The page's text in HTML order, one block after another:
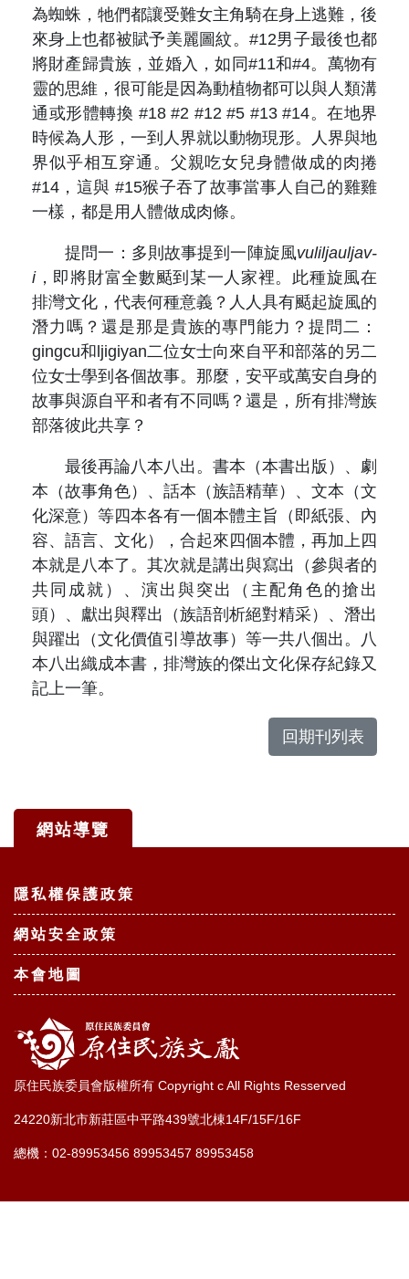
為蜘蛛，牠們都讓受難女主角騎在身上逃難，後
來身上也都被賦予美麗圖紋。#12男子最後也都
將財產歸貴族，並婚入，如同#11和#4。萬物有
靈的思維，很可能是因為動植物都可以與人類溝
通或形體轉換 #18 #2 #12 #5 #13 #14。在地界
時候為人形，一到人界就以動物現形。人界與地
界似乎相互穿通。父親吃女兒身體做成的肉捲
#14，這與 #15猴子吞了故事當事人自己的雞雞
一樣，都是用人體做成肉條。
提問一：多則故事提到一陣旋風vuliljauljav-
i，即將財富全數颳到某一人家裡。此種旋風在
排灣文化，代表何種意義？人人具有颳起旋風的
潛力嗎？還是那是貴族的專門能力？提問二：
gingcu和ljigiyan二位女士向來自平和部落的另二
位女士學到各個故事。那麼，安平或萬安自身的
故事與源自平和者有不同嗎？還是，所有排灣族
部落彼此共享？
最後再論八本八出。書本（本書出版）、劇
本（故事角色）、話本（族語精華）、文本（文
化深意）等四本各有一個本體主旨（即紙張、內
容、語言、文化），合起來四個本體，再加上四
本就是八本了。其次就是講出與寫出（參與者的
共同成就）、演出與突出（主配角色的搶出
頭）、獻出與釋出（族語剖析絕對精采）、潛出
與躍出（文化價值引導故事）等一共八個出。八
本八出織成本書，排灣族的傑出文化保存紀錄又
記上一筆。
回期刊列表
網站導覽
隱私權保護政策
網站安全政策
本會地圖
原住民族委員會版權所有 Copyright c All Rights Resserved
24220新北市新莊區中平路439號北棟14F/15F/16F
總機：02-89953456 89953457 89953458